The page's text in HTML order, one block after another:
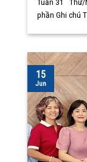
phần Ghi chú
15
Jun